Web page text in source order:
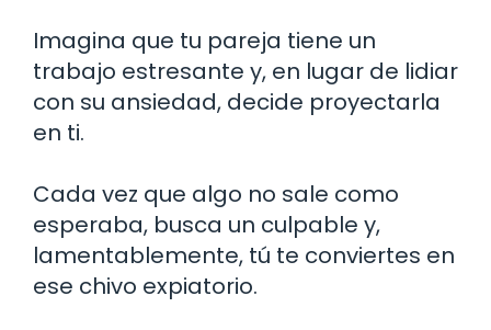
Imagina que tu pareja tiene un
trabajo estresante y, en lugar de lidiar
con su ansiedad, decide proyectarla
en ti.
Cada vez que algo no sale como
esperaba, busca un culpable y,
lamentablemente, tú te conviertes en
ese chivo expiatorio.